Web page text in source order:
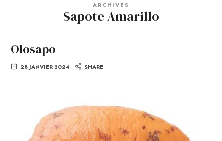
ARCHIVES
Sapote Amarillo
Olosapo
28 JANVIER 2024 SHARE